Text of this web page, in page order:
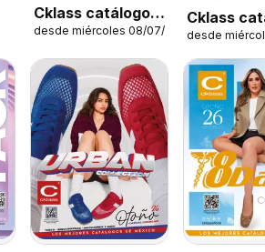
Cklass catálogo
Otoño Invierno
desde miércoles 08/07/2026
Cklass
Kids niño
desde